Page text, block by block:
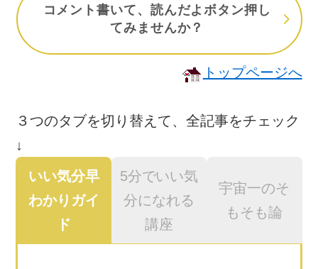
コメント書いて、読んだよボタン押し
てみませんか？
トップページへ
３つのタブを切り替えて、全記事をチェック
↓
いい気分早
わかりガイ
ド
5分でいい気
分になれる
講座
宇宙一のそ
もそも論